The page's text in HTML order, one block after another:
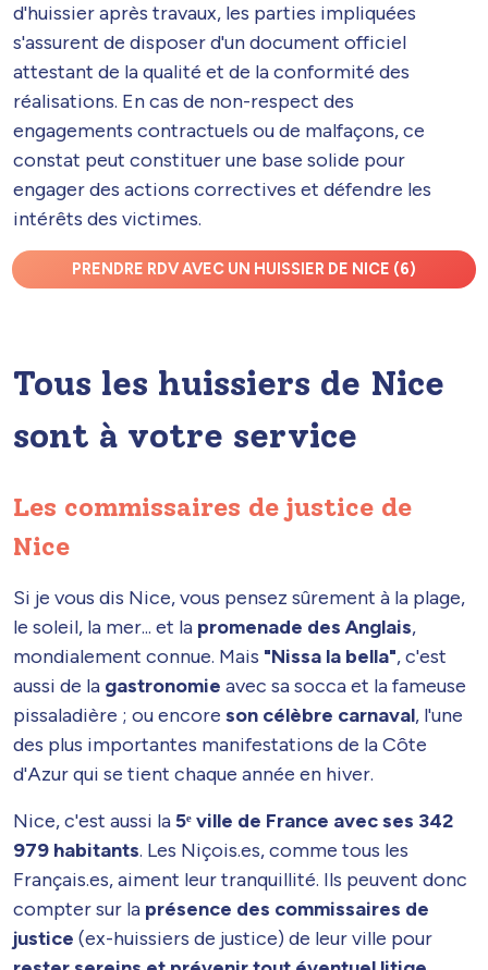
d'huissier après travaux, les parties impliquées
s'assurent de disposer d'un document officiel
attestant de la qualité et de la conformité des
réalisations. En cas de non-respect des
engagements contractuels ou de malfaçons, ce
constat peut constituer une base solide pour
engager des actions correctives et défendre les
intérêts des victimes.
PRENDRE RDV AVEC UN HUISSIER DE NICE (6)
Tous les huissiers de Nice
sont à votre service
Les commissaires de justice de
Nice
Si je vous dis Nice, vous pensez sûrement à la plage,
le soleil, la mer... et la promenade des Anglais,
mondialement connue. Mais "Nissa la bella", c'est
aussi de la gastronomie avec sa socca et la fameuse
pissaladière ; ou encore son célèbre carnaval, l'une
des plus importantes manifestations de la Côte
d'Azur qui se tient chaque année en hiver.
Nice, c'est aussi la5ᵉ ville de France avec ses 342
979 habitants. Les Niçois.es, comme tous les
Français.es, aiment leur tranquillité. Ils peuvent donc
compter sur la présence des commissaires de
justice (ex-huissiers de justice) de leur ville pour